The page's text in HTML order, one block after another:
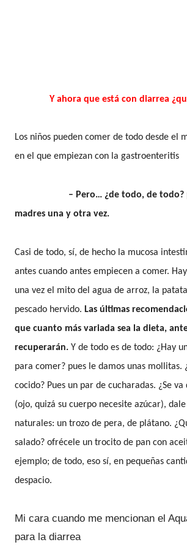
Y ahora que está con diarrea
Los niños pueden comer de todo desde el
en el que empiezan con la gastroenteritis
– Pero… ¿de todo, de todo?
madres una y otra vez.
Casi de todo, sí, de hecho la mucosa
antes cuando antes empiecen a comer.
una vez el mito del agua de arroz, la
pescado hervido. Las últimas
que cuanto más variada sea la dieta,
recuperarán. Y de todo es de todo: ¿Hay
para comer? pues le damos unas mollitas.
cocido? Pues un par de cucharadas. ¿Se
(ojo, quizá su cuerpo necesite azúcar),
naturales: un trozo de pera, de plátano.
salado? ofrécele un trocito de pan con
ejemplo; de todo, eso sí, en pequeñas
despacio.
Mi cara cuando me mencionan el
para la diarrea